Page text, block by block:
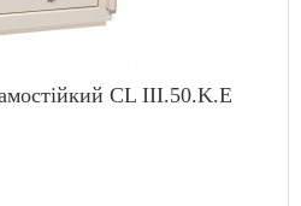
CL III.50.K.E